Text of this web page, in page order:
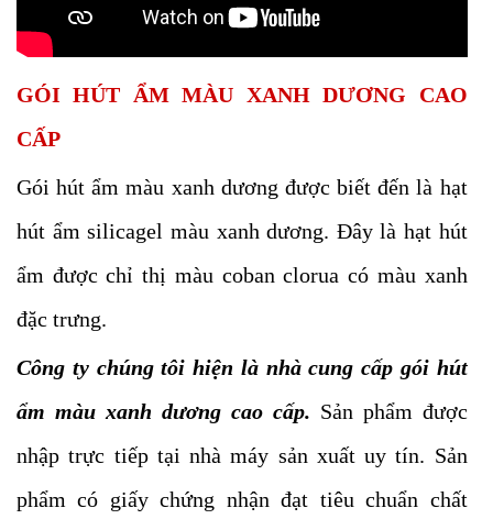
GÓI HÚT ẨM MÀU XANH DƯƠNG CAO
CẤP
Gói hút ẩm màu xanh dương được biết đến là hạt
hút ẩm silicagel màu xanh dương. Đây là hạt hút
ẩm được chỉ thị màu coban clorua có màu xanh
đặc trưng.
Công ty chúng tôi hiện là nhà cung cấp gói hút
ẩm màu xanh dương cao cấp. Sản phẩm được
nhập trực tiếp tại nhà máy sản xuất uy tín. Sản
phẩm có giấy chứng nhận đạt tiêu chuẩn chất